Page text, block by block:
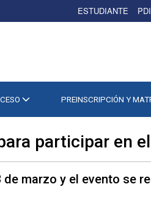
ESTUDIANTE PDI
PREINSCRIPCIÓN Y
participar en
marzo y el evento se